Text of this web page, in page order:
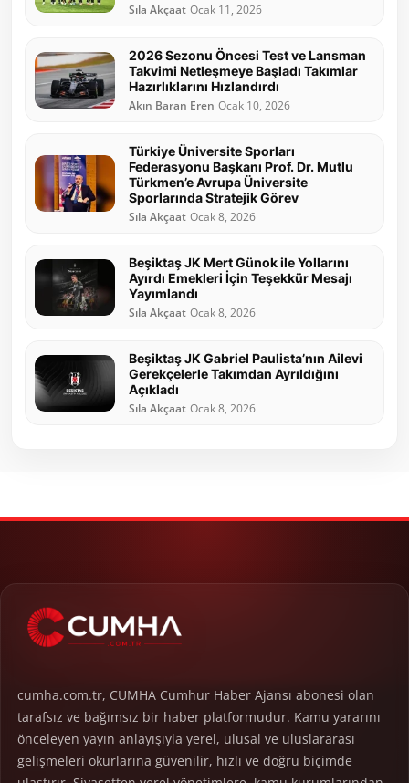
Sıla Akçaat Ocak 11, 2026
2026 Sezonu Öncesi Test ve Lansman
Takvimi Netleşmeye Başladı Takımlar
Hazırlıklarını Hızlandırdı
Akın Baran Eren Ocak 10, 2026
Türkiye Üniversite Sporları
Federasyonu Başkanı Prof. Dr. Mutlu
Türkmen’e Avrupa Üniversite
Sporlarında Stratejik Görev
Sıla Akçaat Ocak 8, 2026
Beşiktaş JK Mert Günok ile Yollarını
Ayırdı Emekleri İçin Teşekkür Mesajı
Yayımlandı
Sıla Akçaat Ocak 8, 2026
Beşiktaş JK Gabriel Paulista’nın Ailevi
Gerekçelerle Takımdan Ayrıldığını
Açıkladı
Sıla Akçaat Ocak 8, 2026
cumha.com.tr, CUMHA Cumhur Haber Ajansı abonesi olan
tarafsız ve bağımsız bir haber platformudur. Kamu yararını
önceleyen yayın anlayışıyla yerel, ulusal ve uluslararası
gelişmeleri okurlarına güvenilir, hızlı ve doğru biçimde